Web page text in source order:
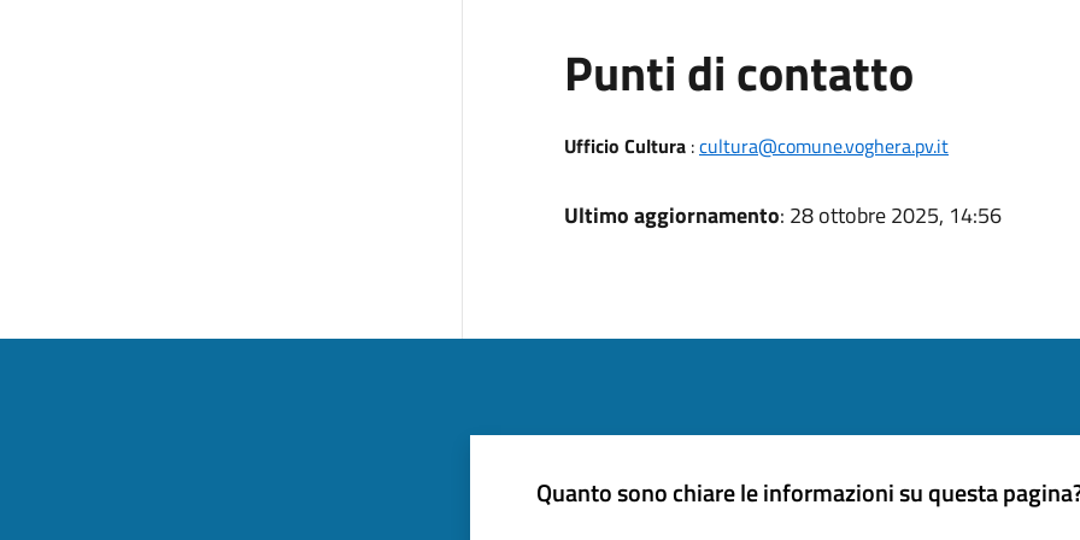
Punti di contatto
Ufficio Cultura:cultura@comune.voghera.pv.it
Ultimo aggiornamento: 28 ottobre 2025, 14:56
Quanto sono chiare le informazioni su questa